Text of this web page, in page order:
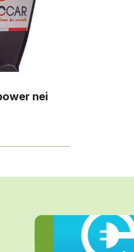
nei